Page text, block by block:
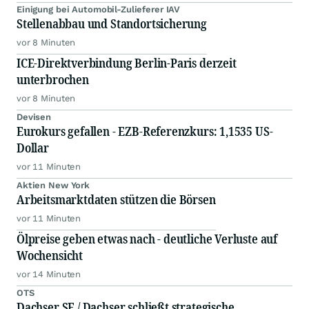
Einigung bei Automobil-Zulieferer IAV
Stellenabbau und Standortsicherung
vor 8 Minuten
ICE-Direktverbindung Berlin-Paris derzeit
unterbrochen
vor 8 Minuten
Devisen
Eurokurs gefallen - EZB-Referenzkurs: 1,1535 US-
Dollar
vor 11 Minuten
Aktien New York
Arbeitsmarktdaten stützen die Börsen
vor 11 Minuten
Ölpreise geben etwas nach - deutliche Verluste auf
Wochensicht
vor 14 Minuten
OTS